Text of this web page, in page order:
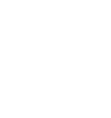
BBQ ではお